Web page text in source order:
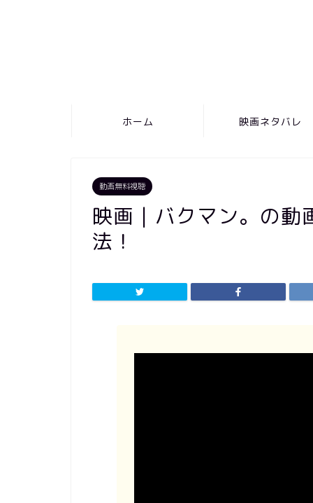
ホーム 映画ネタバレ
動画無料視聴
映画｜バクマン。の動
法！